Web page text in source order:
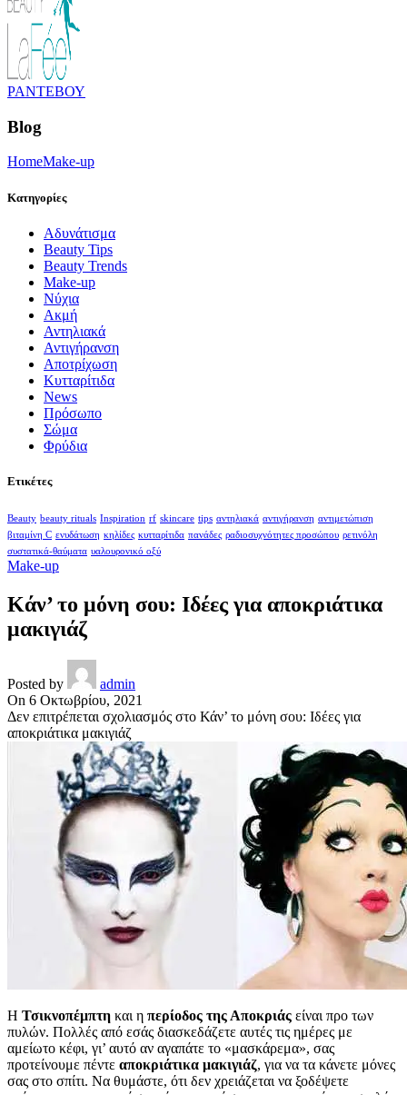
ΡΑΝΤΕΒΟΥ
Blog
HomeMake-up
Κατηγορίες
Aδυνάτισμα
Beauty Tips
Beauty Trends
Make-up
Nύχια
Ακμή
Αντηλιακά
Αντιγήρανση
Αποτρίχωση
Κυτταρίτιδα
Νews
Πρόσωπο
Σώμα
Φρύδια
Ετικέτες
Beauty beauty rituals Inspiration rf skincare tips αντηλιακά αντιγήρανση αντιμετώπιση
βιταμίνη C ενυδάτωση κηλίδες κυτταρίτιδα πανάδες ραδιοσυχνότητες προσώπου ρετινόλη
συστατικά-θαύματα υαλουρονικό οξύ
Make-up
Κάν’ το μόνη σου: Ιδέες για αποκριάτικα
μακιγιάζ
Posted by
admin
On 6 Οκτωβρίου, 2021
Δεν επιτρέπεται σχολιασμός στο Κάν’ το μόνη σου: Ιδέες για
αποκριάτικα μακιγιάζ
Η Τσικνοπέμπτη και η περίοδος της Αποκριάς είναι προ των
πυλών. Πολλές από εσάς διασκεδάζετε αυτές τις ημέρες με
αμείωτο κέφι, γι’ αυτό αν αγαπάτε το «μασκάρεμα», σας
προτείνουμε πέντε αποκριάτικα μακιγιάζ, για να τα κάνετε μόνες
σας στο σπίτι. Να θυμάστε, ότι δεν χρειάζεται να ξοδέψετε